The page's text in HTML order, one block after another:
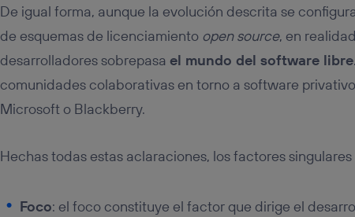
De igual forma, aunque la evolución descrita se
de esquemas de licenciamiento open source, en
desarrolladores sobrepasa el mundo del software libre
comunidades colaborativas en torno a software
Microsoft o Blackberry.
Hechas todas estas aclaraciones, los factores
Foco: el foco constituye el factor que dirige el